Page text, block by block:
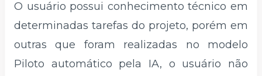
O usuário possui conhecimento técnico em
determinadas tarefas do projeto, porém em
outras que foram realizadas no modelo
Piloto automático pela IA, o usuário não